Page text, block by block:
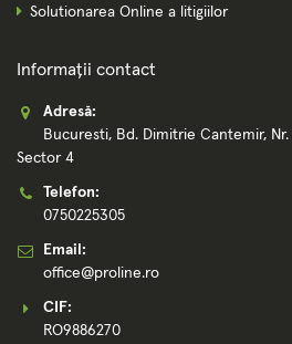
Solutionarea Online a litigiilor
Informații contact
Adresă:
Bucuresti, Bd. Dimitrie Cantemir, Nr.
Sector 4
Telefon:
0750225305
Email:
office@proline.ro
CIF:
RO9886270